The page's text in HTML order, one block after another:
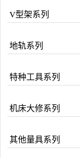
V型架系列
地轨系列
特种工具系列
机床大修系列
其他量具系列